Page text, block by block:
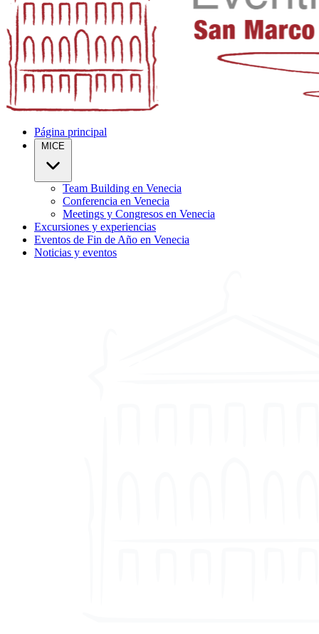
Página principal
MICE
Team Building en Venecia
Conferencia en Venecia
Meetings y Congresos en Venecia
Excursiones y experiencias
Eventos de Fin de Año en Venecia
Noticias y eventos